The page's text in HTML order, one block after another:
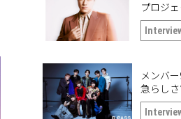
プロジ
6IX
「True
メンバ
急らし
like 超特